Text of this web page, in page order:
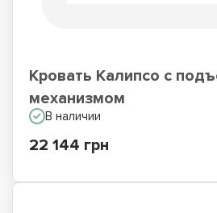
Кровать Калипсо с
механизмом
В наличии
22 144 грн